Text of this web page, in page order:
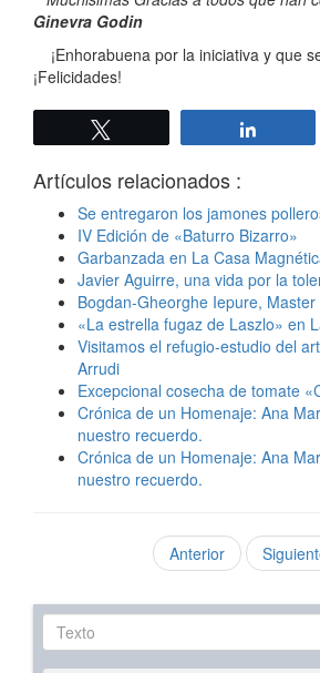
Ginevra Godin
¡Enhorabuena por la iniciativa y que
¡Felicidades!
Artículos relacionados :
Se entregaron los jamones
IV Edición de «Baturro Bizarro»
Garbanzada en La Casa
Javier Aguirre, una vida por la
Bogdan-Gheorghe Iepure,
«La estrella fugaz de Laszlo» en
Visitamos el refugio-estudio del
Arrudi
Excepcional cosecha de tomate
Crónica de un Homenaje: Ana
nuestro recuerdo.
Crónica de un Homenaje: Ana
nuestro recuerdo.
Anterior
Texto